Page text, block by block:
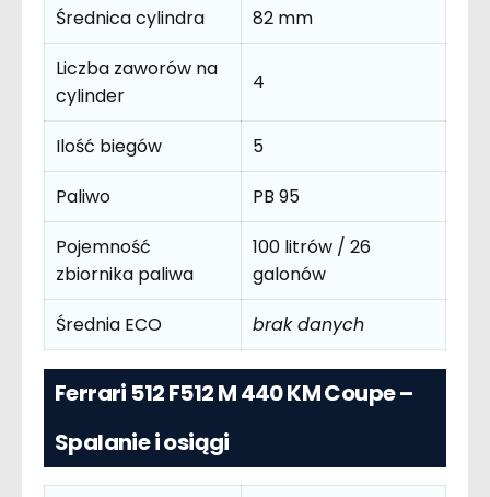
Średnica cylindra
82 mm
Liczba zaworów na
cylinder
4
Ilość biegów
5
Paliwo
PB 95
Pojemność
zbiornika paliwa
100 litrów / 26
galonów
Średnia ECO
brak danych
Ferrari 512 F512 M 440 KM Coupe –
Spalanie i osiągi